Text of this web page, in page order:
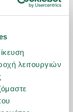
λειτουργιών
ανάλογα